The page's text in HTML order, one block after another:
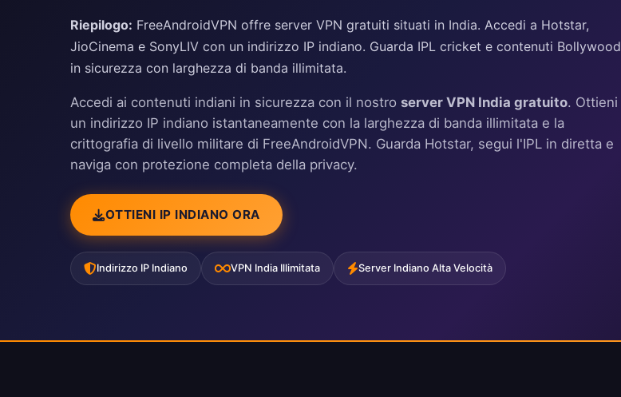
Riepilogo: FreeAndroidVPN offre server VPN gratuiti situati in India. Accedi a Hotstar,
JioCinema e SonyLIV con un indirizzo IP indiano. Guarda IPL cricket e contenuti Bollywood
in sicurezza con larghezza di banda illimitata.
Accedi ai contenuti indiani in sicurezza con il nostro server VPN India gratuito. Ottieni
un indirizzo IP indiano istantaneamente con la larghezza di banda illimitata e la
crittografia di livello militare di FreeAndroidVPN. Guarda Hotstar, segui l'IPL in diretta e
naviga con protezione completa della privacy.
OTTIENI IP INDIANO ORA
Indirizzo IP Indiano VPN India Illimitata Server Indiano Alta Velocità